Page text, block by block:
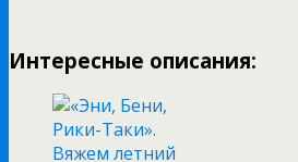
Интересные описания: